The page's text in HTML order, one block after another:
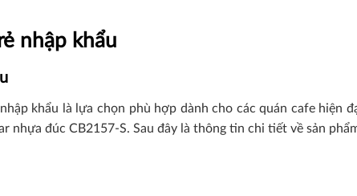
nhập khẩu
khẩu là lựa chọn phù hợp dành cho các quán cafe hiện
nhựa đúc CB2157-S. Sau đây là thông tin chi tiết về sản